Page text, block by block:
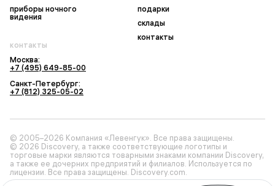
приборы ночного
видения
подарки
склады
контакты
контакты
Москва:
+7 (495) 649-85-00
Санкт-Петербург:
+7 (812) 325-05-02
© 2005–2026 Компания «Левенгук». Все права защищены.
© 2026 Discovery, а также соответствующие логотипы и
торговые марки являются товарными знаками компании Discovery,
а также ее дочерних предприятий и филиалов. Используется по
лицензии. Все права защищены. Discovery.com.